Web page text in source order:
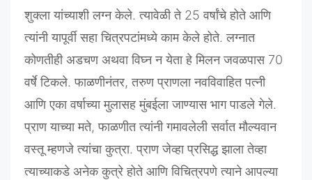
शुक्ला यांच्याशी लग्न केले.त्यावेळी ते25वर्षांचे होते आणि
त्यांनी यापूर्वी सहा चित्रपटांमध्ये काम केले होते.लग्नात
कोणतीही अडचण अथवा विघ्न न येता हे मिलन जवळपास70
वर्षे टिकले.फाळणीनंतर,तरुण प्राणला नवविवाहित पत्नी
आणि एका वर्षाच्या मुलासह मुंबईला जाण्यास भाग पाडले गेले.
प्राण याच्या मते,फाळणीत त्यांनी गमावलेली सर्वात मौल्यवान
वस्तू म्हणजे त्यांचा कुत्रा.प्राण जेव्हा प्रसिद्ध झाला तेव्हा
त्याच्याकडे अनेक कुत्रे होते आणि विचित्रपणे त्याने आपल्या